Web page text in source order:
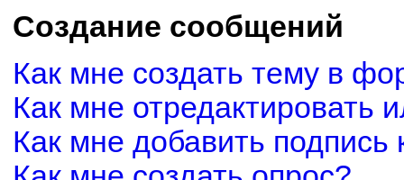
Создание сообщений
Как мне создать тему в
Как мне отредактировать
Как мне добавить